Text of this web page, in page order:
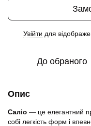
Увійти для
До обраного
Опис
Саліо — це елегантний
собі легкість форм і